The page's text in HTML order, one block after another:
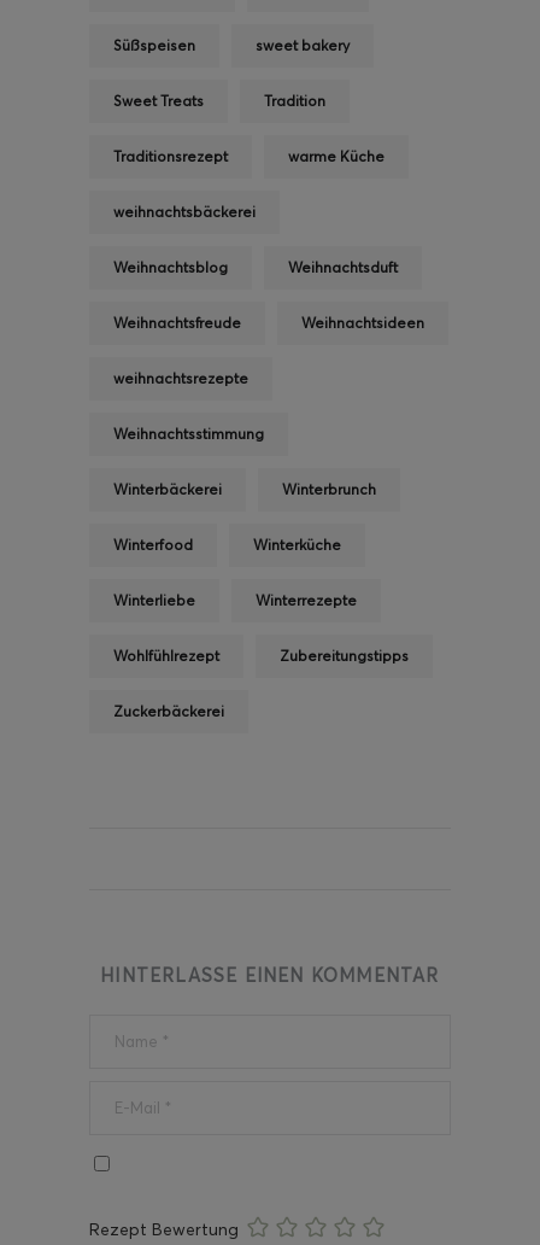
Süßspeisen sweet bakery
Sweet Treats Tradition
Traditionsrezept warme Küche
weihnachtsbäckerei
Weihnachtsblog Weihnachtsduft
Weihnachtsfreude Weihnachtsideen
weihnachtsrezepte
Weihnachtsstimmung
Winterbäckerei Winterbrunch
Winterfood Winterküche
Winterliebe Winterrezepte
Wohlfühlrezept Zubereitungstipps
Zuckerbäckerei
HINTERLASSE EINEN KOMMENTAR
Rezept Bewertung